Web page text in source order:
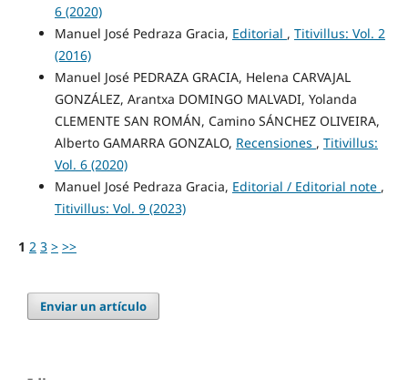
6 (2020)
Manuel José Pedraza Gracia, Editorial , Titivillus: Vol. 2
(2016)
Manuel José PEDRAZA GRACIA, Helena CARVAJAL
GONZÁLEZ, Arantxa DOMINGO MALVADI, Yolanda
CLEMENTE SAN ROMÁN, Camino SÁNCHEZ OLIVEIRA,
Alberto GAMARRA GONZALO, Recensiones , Titivillus:
Vol. 6 (2020)
Manuel José Pedraza Gracia, Editorial / Editorial note ,
Titivillus: Vol. 9 (2023)
1 2 3 > >>
Enviar un artículo